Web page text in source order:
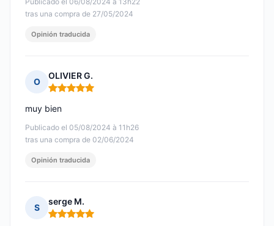
tras una compra de 27/05/2024
Opinión traducida
O
OLIVIER G.
Nota: 5 de 5
Publicado el 05/08/2024 à 11h26
tras una compra de 02/06/2024
muy bien
Opinión traducida
S
serge M.
Nota: 5 de 5